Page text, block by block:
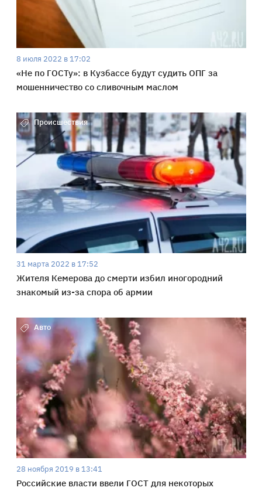
8 июля 2022 в 17:02
«Не по ГОСТу»: в Кузбассе будут судить ОПГ за
мошенничество со сливочным маслом
Происшествия
31 марта 2022 в 17:52
Жителя Кемерова до смерти избил иногородний
знакомый из-за спора об армии
Авто
28 ноября 2019 в 13:41
Российские власти ввели ГОСТ для некоторых